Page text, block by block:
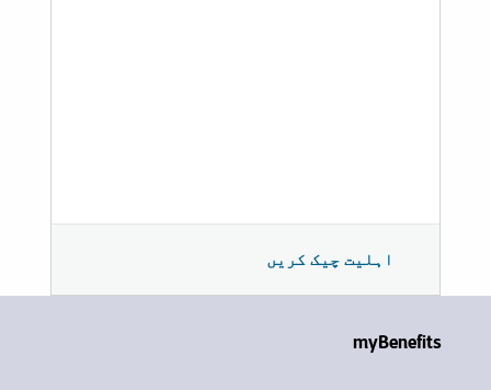
اہلیت چیک کریں
myBenefits